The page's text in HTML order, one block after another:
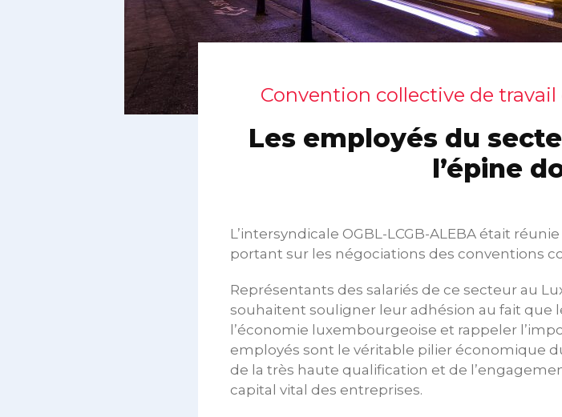
Convention collective de
Les employés du
l’épine
L’intersyndicale OGBL-LCGB-ALEBA était
portant sur les négociations des conventions
Représentants des salariés de ce secteur au
souhaitent souligner leur adhésion au fait que
l’économie luxembourgeoise et rappeler
employés sont le véritable pilier économique
de la très haute qualification et de
capital vital des entreprises.